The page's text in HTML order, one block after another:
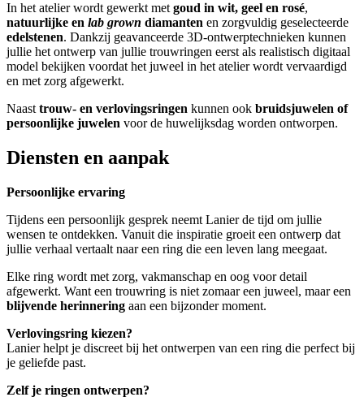
In het atelier wordt gewerkt met goud in wit, geel en rosé,
natuurlijke en lab grown diamanten en zorgvuldig geselecteerde
edelstenen. Dankzij geavanceerde 3D-ontwerptechnieken kunnen
jullie het ontwerp van jullie trouwringen eerst als realistisch digitaal
model bekijken voordat het juweel in het atelier wordt vervaardigd
en met zorg afgewerkt.
Naast trouw- en verlovingsringen kunnen ook bruidsjuwelen of
persoonlijke juwelen voor de huwelijksdag worden ontworpen.
Diensten en aanpak
Persoonlijke ervaring
Tijdens een persoonlijk gesprek neemt Lanier de tijd om jullie
wensen te ontdekken. Vanuit die inspiratie groeit een ontwerp dat
jullie verhaal vertaalt naar een ring die een leven lang meegaat.
Elke ring wordt met zorg, vakmanschap en oog voor detail
afgewerkt. Want een trouwring is niet zomaar een juweel, maar een
blijvende herinnering aan een bijzonder moment.
Verlovingsring kiezen?
Lanier helpt je discreet bij het ontwerpen van een ring die perfect bij
je geliefde past.
Zelf je ringen ontwerpen?